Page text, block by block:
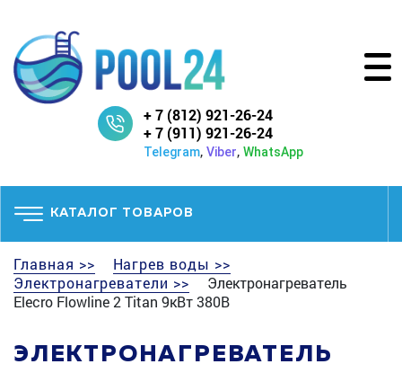
+ 7 (812) 921-26-24
+ 7 (911) 921-26-24
Telegram, Viber, WhatsApp
КАТАЛОГ ТОВАРОВ
Главная >>
Нагрев воды >>
Электронагреватели >>
Электронагреватель
Elecro Flowline 2 Titan 9кВт 380В
ЭЛЕКТРОНАГРЕВАТЕЛЬ